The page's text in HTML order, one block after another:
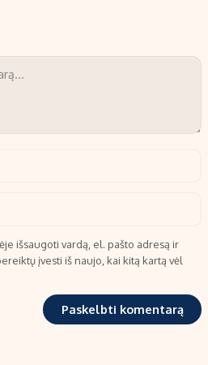
išsaugoti vardą, el. pašto adresą ir
įvesti iš naujo, kai kitą kartą vėl